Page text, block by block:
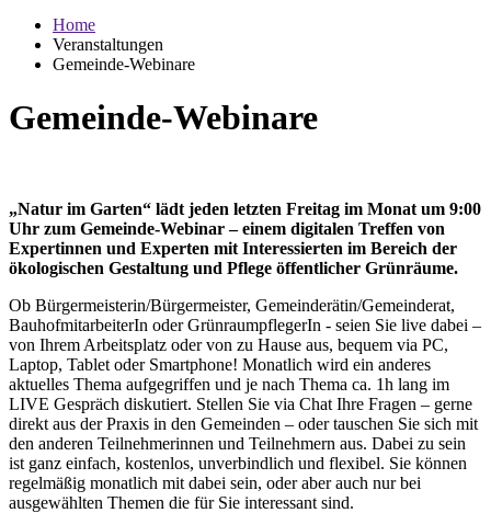
Home
Veranstaltungen
Gemeinde-Webinare
Gemeinde-Webinare
„Natur im Garten“ lädt jeden letzten Freitag im Monat um 9:00
Uhr zum Gemeinde-Webinar – einem digitalen Treffen von
Expertinnen und Experten mit Interessierten im Bereich der
ökologischen Gestaltung und Pflege öffentlicher Grünräume.
Ob Bürgermeisterin/Bürgermeister, Gemeinderätin/Gemeinderat,
BauhofmitarbeiterIn oder GrünraumpflegerIn - seien Sie live dabei –
von Ihrem Arbeitsplatz oder von zu Hause aus, bequem via PC,
Laptop, Tablet oder Smartphone! Monatlich wird ein anderes
aktuelles Thema aufgegriffen und je nach Thema ca. 1h lang im
LIVE Gespräch diskutiert. Stellen Sie via Chat Ihre Fragen – gerne
direkt aus der Praxis in den Gemeinden – oder tauschen Sie sich mit
den anderen Teilnehmerinnen und Teilnehmern aus. Dabei zu sein
ist ganz einfach, kostenlos, unverbindlich und flexibel. Sie können
regelmäßig monatlich mit dabei sein, oder aber auch nur bei
ausgewählten Themen die für Sie interessant sind.